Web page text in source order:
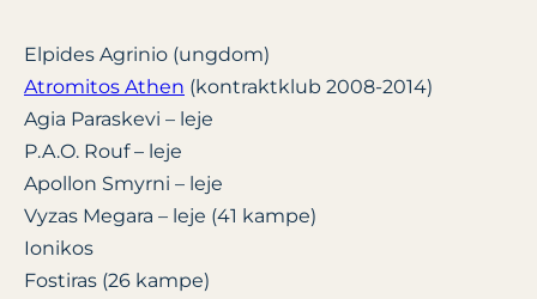
Elpides Agrinio (ungdom)
Atromitos Athen (kontraktklub 2008-2014)
Agia Paraskevi – leje
P.A.O. Rouf – leje
Apollon Smyrni – leje
Vyzas Megara – leje (41 kampe)
Ionikos
Fostiras (26 kampe)